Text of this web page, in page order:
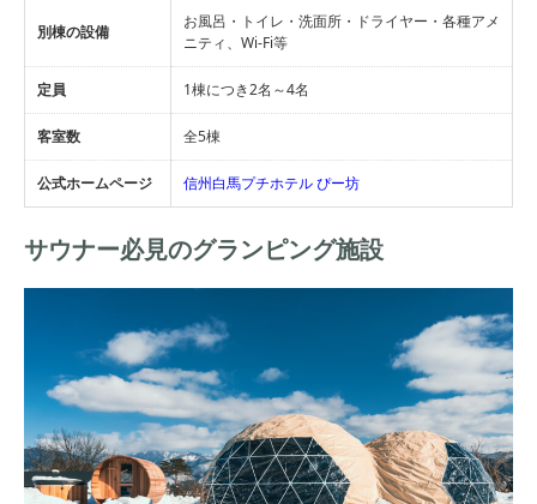
別棟の設備
お風呂・トイレ・洗面所・ドライヤー・各種アメ
ニティ、Wi-Fi等
定員 1棟につき2名～4名
客室数 全5棟
公式ホームページ 信州白馬プチホテル ぴー坊
サウナー必見のグランピング施設